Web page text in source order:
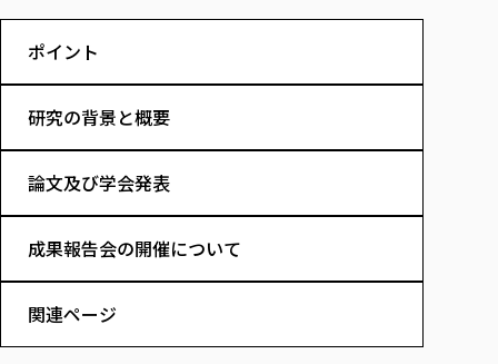
関連法人
教職員募集
役員・評議員一覧
キャンパス案内
研究活動における不正行為の防止等に関する対応
初年次教育（リエゾンゼミⅠ）について
リエゾンゼミ・ナビ（テキスト等）
お役立ち情報（リンク集）
放射線モニタリング測定結果（国見キャンパス）
大学評価
学校教育法施行規則第172条の2に基づく情報公開
情報公開規程
医療経営管理学科
仏教専修科
大学院
大学院
総合福祉学研究科 社会福祉学専攻 博士課程
通信教育部
通信教育部
通信制大学院 総合福祉学研究科 社会福祉学専攻 修士課程
通信制大学院 総合福祉学研究科 福祉心理学専攻 修士課程
カリキュラム（学部・大学院）
その他の就学機会
東北福祉大学のキャリアサポート
進路・就職支援
東北福祉大学のキャリア教育
採用ご担当者様へ
求人の受付について
在学生の方
在学生の方
資格取得報奨制度について
卒業生の方
卒業生の方
卒業後のキャリア支援体制
在学生による訪問、情報提供へのご協力のお願い
卒業生アンケート
よくあるご質問
東北福祉大学のDNA
在学生インタビュー
文化会・文化系サークル紹介
交換留学生 Exchange students
海外留学・研修
外国人在学生
Prospective Students
学生支援センター国際交流の活動
スタッフ紹介
東北福祉大学の研究活動
東北福祉大学の研究紹介
東北福祉大学の紀要・リポジトリ
東北福祉大学の紀要・リポジトリ
教職研究
産学・産学官連携
産学・産学官連携
「高齢者のフレイル予防及びデジタルデバイド解消に向けた産
高齢者施設特化型モジュラー車いす開発
社会貢献・地域連携活動
社会貢献への取り組み
生涯学習・社会人講座
月例TFU実学臨床研究セミナー
特別支援教育研究室
TFU教育フォーラム
関連法人
取材について
施設利用
ポイント
研究の背景と概要
論文及び学会発表
成果報告会の開催について
関連ページ